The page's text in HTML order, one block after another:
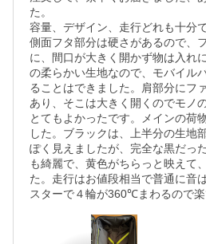
た。
容量、デザイン、走行どれも十分
側面フタ部分は硬さがあるので、
に、間口が大きく開かず物は入れ
の柔らかい生地なので、モバイル
ることはできました。肩部分にフ
あり、そこは大きく開くのでモノ
とてもよかったです。メインの荷
した。ブラックは、上半分の生地
ぽく見えましたが、完全な黒だっ
も綺麗で、黄色がちらっと映えて
た。走行はお値段相当で普通に音